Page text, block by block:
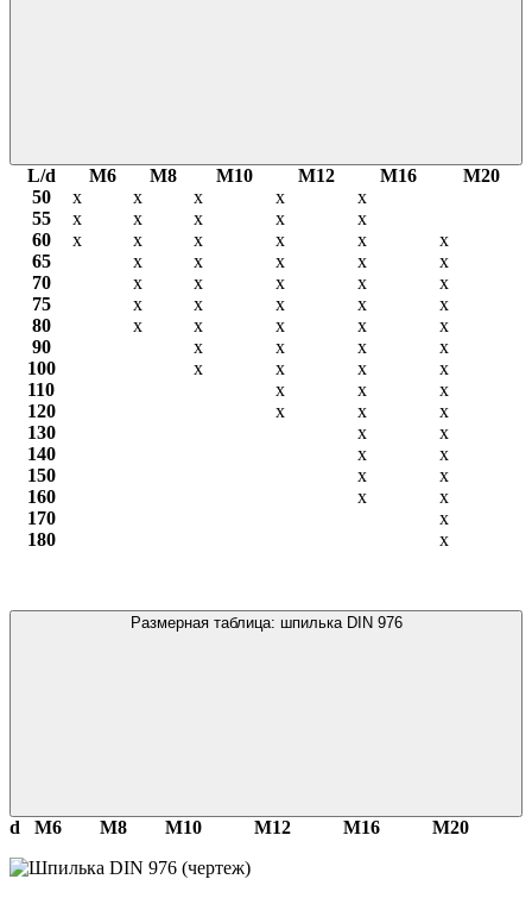
L/d М6 М8 М10 М12 М16
М20
50
х х х х
х
55
х х х х
х
60
х х х х х
х
65
х х х х
х
70
х х х х
х
75
х х х х
х
80
х х х х
х
90
х х х
х
100
х х х
х
110
х х
х
120
х х
х
130
х
х
140
х
х
150
х
х
160
х
х
170
х
180
х
Размерная таблица: шпилька DIN 976
d М6 М8 М10 М12 М16 М20